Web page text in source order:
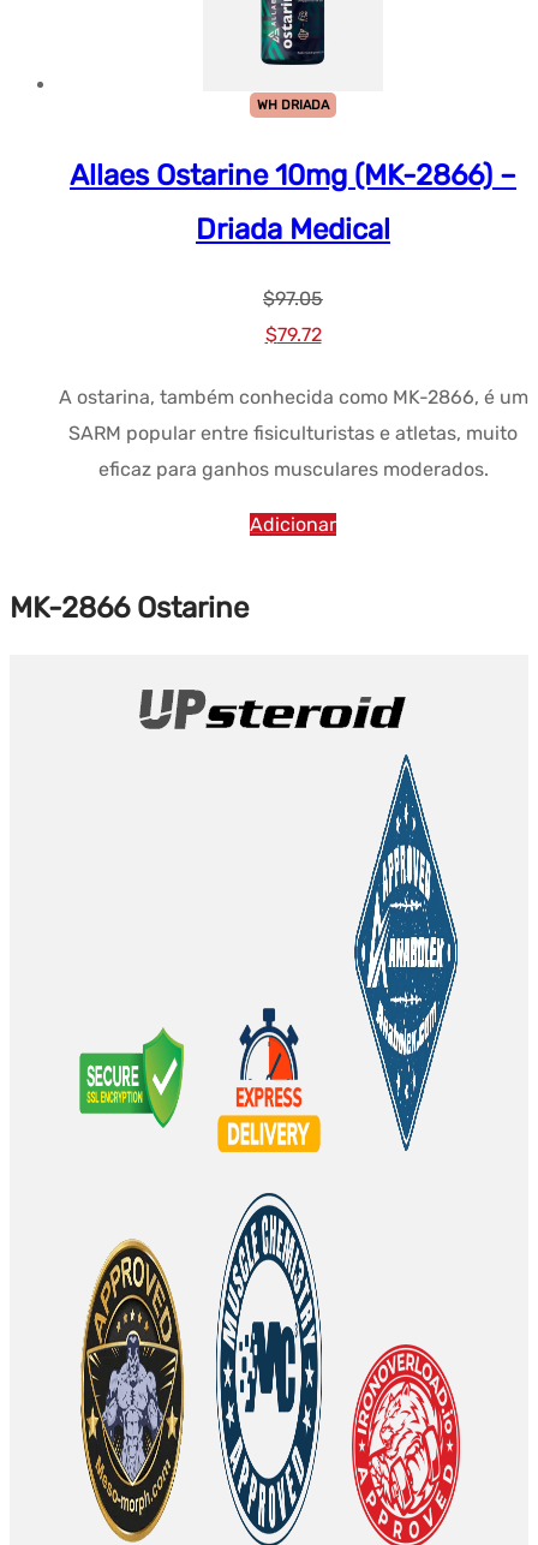
MK-2866 Ostarine
WH DRIADA
Allaes Ostarine 10mg (MK-2866) –
Driada Medical
$97.05
Preço
era:
$97.05.
$79.72Preço
$79.72.
A ostarina, também conhecida como MK-2866, é um
SARM popular entre fisiculturistas e atletas, muito
eficaz para ganhos musculares moderados.
Adicionar